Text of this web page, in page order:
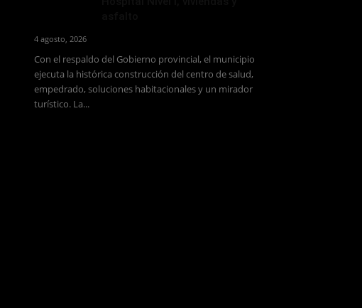
4 agosto, 2026
Con el respaldo del Gobierno provincial, el municipio
ejecuta la histórica construcción del centro de salud,
empedrado, soluciones habitacionales y un mirador
turístico. La...